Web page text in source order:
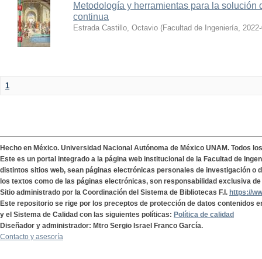
Metodología y herramientas para la solución
continua
Estrada Castillo, Octavio (Facultad de Ingeniería,
1
Hecho en México. Universidad Nacional Autónoma de México UNAM. Todos
Este es un portal integrado a la página web institucional de la Facultad de
distintos sitios web, sean páginas electrónicas personales de investigación o
los textos como de las páginas electrónicas, son responsabilidad exclusiva
Sitio administrado por la Coordinación del Sistema de Bibliotecas F.I. https://
Este repositorio se rige por los preceptos de protección de datos contenidos
y el Sistema de Calidad con las siguientes políticas: Política de calidad
Diseñador y administrador: Mtro Sergio Israel Franco García.
Contacto y asesoría